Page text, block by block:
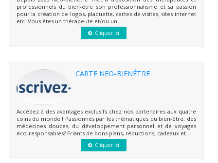
professionnels du bien-être son professionnalisme et sa passion
pour la création de logos, plaquette, cartes de visites, sites internet
etc. Vous êtes un thérapeute et/ou un...
Cliquez ici
CARTE NEO-BIENÊTRE
Accédez à des avantages exclusifs chez nos partenaires aux quatre
coins du monde ! Passionnés par les thématiques du bien-être, des
médecines douces, du développement personnel et de voyages
éco-responsables? Friants de bons plans, réductions, cadeaux et...
Cliquez ici